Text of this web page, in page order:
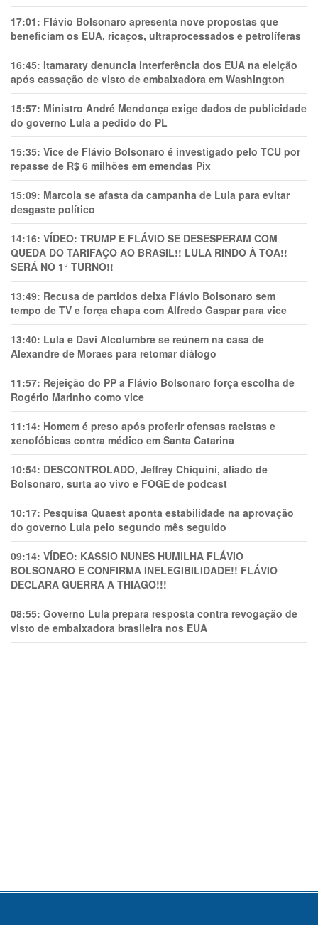
17:01: Flávio Bolsonaro apresenta nove propostas que
beneficiam os EUA, ricaços, ultraprocessados e petrolíferas
16:45: Itamaraty denuncia interferência dos EUA na eleição
após cassação de visto de embaixadora em Washington
15:57: Ministro André Mendonça exige dados de publicidade
do governo Lula a pedido do PL
15:35: Vice de Flávio Bolsonaro é investigado pelo TCU por
repasse de R$ 6 milhões em emendas Pix
15:09: Marcola se afasta da campanha de Lula para evitar
desgaste político
14:16: VÍDEO: TRUMP E FLÁVIO SE DESESPERAM COM
QUEDA DO TARIFAÇO AO BRASIL!! LULA RINDO À TOA!!
SERÁ NO 1° TURNO!!
13:49: Recusa de partidos deixa Flávio Bolsonaro sem
tempo de TV e força chapa com Alfredo Gaspar para vice
13:40: Lula e Davi Alcolumbre se reúnem na casa de
Alexandre de Moraes para retomar diálogo
11:57: Rejeição do PP a Flávio Bolsonaro força escolha de
Rogério Marinho como vice
11:14: Homem é preso após proferir ofensas racistas e
xenofóbicas contra médico em Santa Catarina
10:54: DESCONTROLADO, Jeffrey Chiquini, aliado de
Bolsonaro, surta ao vivo e FOGE de podcast
10:17: Pesquisa Quaest aponta estabilidade na aprovação
do governo Lula pelo segundo mês seguido
09:14: VÍDEO: KASSIO NUNES HUMlLHA FLÁVIO
BOLSONARO E CONFIRMA INELEGIBILIDADE!! FLÁVIO
DECLARA GUERRA A THIAGO!!!
08:55: Governo Lula prepara resposta contra revogação de
visto de embaixadora brasileira nos EUA